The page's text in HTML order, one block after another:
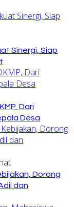
Sinergi, Siap
Dari
Desa
Dorong
dan